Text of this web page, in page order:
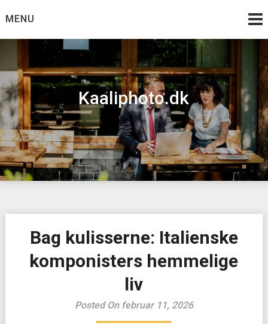
toMENU
Kaaliphoto.dk
Bag kulisserne: Italienske
komponisters hemmelige
liv
Posted On februar 11, 2026